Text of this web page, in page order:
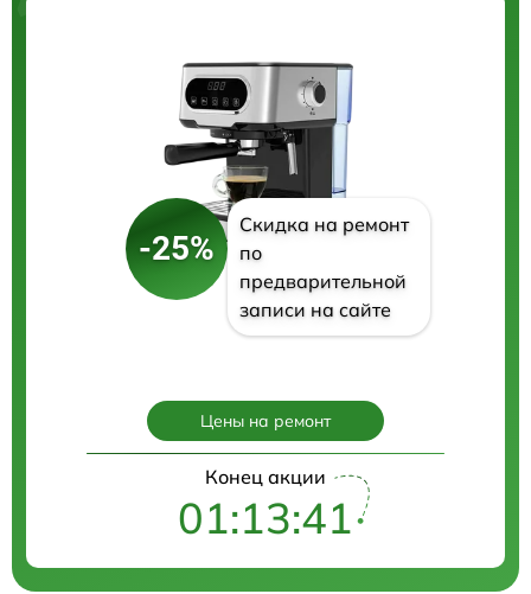
-25%
Скидка на ремонт
по
предварительной
записи на сайте
Цены на ремонт
Конец акции
01:13:41